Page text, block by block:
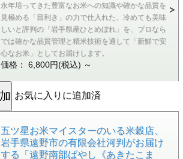
永年培ってきた豊富なお米への知識や確かな品質を
見極める「目利き」の力で仕入れた、冷めても美味
しいと評判の「岩手県産ひとめぼれ」を、プロなら
では確かな品質管理と精米技術を通して「新鮮で安
心なお米」としてお届けします。
価格： 6,800円(税込) ～
お気に入りに追加済
五ツ星お米マイスターのいる米穀店、
岩手県遠野市の有限会社河判がお届け
する「遠野南部ばやし《あきたこま